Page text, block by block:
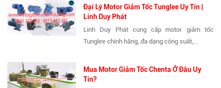
Đại Lý Motor Giảm Tốc Tunglee Uy Tín |
Linh Duy Phát
Linh Duy Phát cung cấp motor giảm tốc
Tunglee chính hãng, đa dạng công suất,...
Mua Motor Giảm Tốc Chenta Ở Đâu Uy
Tín?